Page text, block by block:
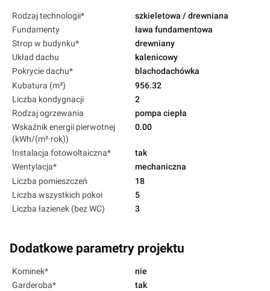
Rodzaj technologii*
szkieletowa / drewniana
Fundamenty
ława fundamentowa
Strop w budynku*
drewniany
Układ dachu
kalenicowy
Pokrycie dachu*
blachodachówka
Kubatura (m³)
956.32
Liczba kondygnacji
2
Rodzaj ogrzewania
pompa ciepła
Wskaźnik energii pierwotnej
(kWh/(m²·rok))
0.00
Instalacja fotowoltaiczna*
tak
Wentylacja*
mechaniczna
Liczba pomieszczeń
18
Liczba wszystkich pokoi
5
Liczba łazienek (bez WC)
3
Dodatkowe parametry projektu
Kominek*
nie
Garderoba*
tak